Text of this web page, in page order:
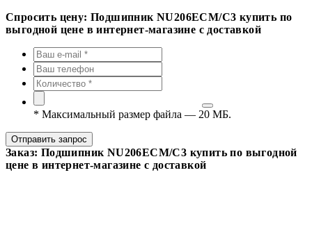
Спросить цену: Подшипник NU206ECM/C3 купить по
выгодной цене в интернет-магазине с доставкой
* Максимальный размер файла — 20 МБ.
Отправить запрос
Заказ: Подшипник NU206ECM/C3 купить по выгодной
цене в интернет-магазине с доставкой